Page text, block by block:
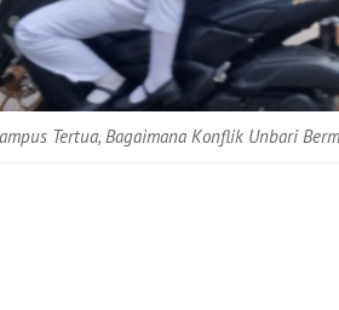
Tertua, Bagaimana Konflik Unbari